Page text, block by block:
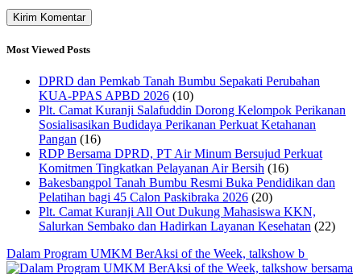
Most Viewed Posts
DPRD dan Pemkab Tanah Bumbu Sepakati Perubahan
KUA-PPAS APBD 2026 (10)
Plt. Camat Kuranji Salafuddin Dorong Kelompok Perikanan
Sosialisasikan Budidaya Perikanan Perkuat Ketahanan
Pangan (16)
RDP Bersama DPRD, PT Air Minum Bersujud Perkuat
Komitmen Tingkatkan Pelayanan Air Bersih (16)
Bakesbangpol Tanah Bumbu Resmi Buka Pendidikan dan
Pelatihan bagi 45 Calon Paskibraka 2026 (20)
Plt. Camat Kuranji All Out Dukung Mahasiswa KKN,
Salurkan Sembako dan Hadirkan Layanan Kesehatan (22)
Dalam Program UMKM BerAksi of the Week, talkshow b